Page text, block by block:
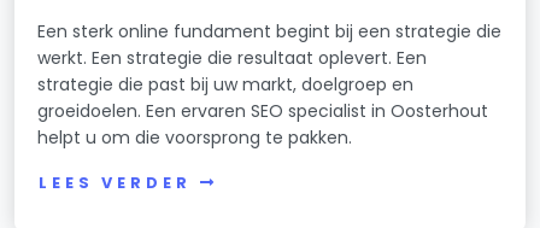
Een sterk online fundament begint bij een strategie die
werkt. Een strategie die resultaat oplevert. Een
strategie die past bij uw markt, doelgroep en
groeidoelen. Een ervaren SEO specialist in Oosterhout
helpt u om die voorsprong te pakken.
LEES VERDER